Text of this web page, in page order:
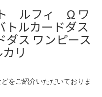
ルフィ Ω ワ
ルカードダス
ダス ワンピース
リ
をご紹介いただいておりま